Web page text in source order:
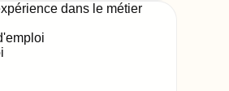
dans le métier